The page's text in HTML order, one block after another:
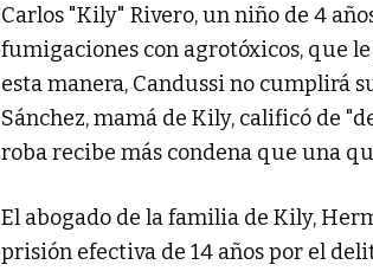
Carlos "Kily" Rivero, un niño de 4
fumigaciones con agrotóxicos, que
esta manera, Candussi no cumplirá
Sánchez, mamá de Kily, calificó de
roba recibe más condena que una
El abogado de la familia de Kily,
prisión efectiva de 14 años por el